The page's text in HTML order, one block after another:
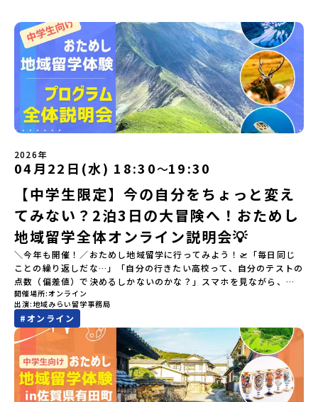
2026年
04月22日(水) 18:30〜19:30
【中学生限定】今の自分をちょっと変え
てみない？2泊3日の大冒険へ！おためし
地域留学全体オンライン説明会💡
＼今年も開催！／おためし地域留学に行ってみよう！🛫「毎日同じ
ことの繰り返しだな…」「自分の行きたい高校って、自分のテストの
点数（偏差値）で決めるしかないのかな？」スマホを見ながら、進
路にモヤモヤしているそこのあなたへ！👀テストの点数ではなく、
あなたの「ワクワク（＝自分軸）」で進路を選ぶ。そんな新しい選
択肢が、「地域みらい留学」です。「でも、いきなり知らない土地
の高校に進学するなんて不安…」そんな人のために、2泊3日で気軽
にプチ体験できる【おためし地域留学】の魅力を凝縮したオンライ
ン説明会のアーカイブ（録画）を公開中です！✨＼🔥ここがすごい！
🔥／おためし地域留学 3つのワクワク🔥🔥 ①スマホじゃわからない
「圧倒的な感動」！教科書を読むだけじゃわからない、その地域な
開催場所 オンライン
出演 地域みらい留学事務局
#オンライン